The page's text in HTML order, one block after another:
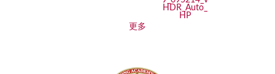
更多